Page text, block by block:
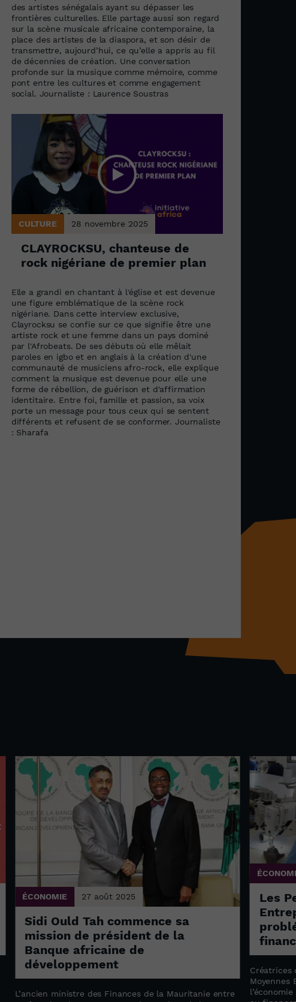
des artistes sénégalais ayant su dépasser les
frontières culturelles. Elle partage aussi son regard
sur la scène musicale africaine contemporaine, la
place des artistes de la diaspora, et son désir de
transmettre, aujourd’hui, ce qu’elle a appris au fil
de décennies de création. Une conversation
profonde sur la musique comme mémoire, comme
pont entre les cultures et comme engagement
social. Journaliste : Laurence Soustras
CULTURE 28 novembre 2025
CLAYROCKSU, chanteuse de
rock nigériane de premier plan
Elle a grandi en chantant à l'église et est devenue
une figure emblématique de la scène rock
nigériane. Dans cette interview exclusive,
Clayrocksu se confie sur ce que signifie être une
artiste rock et une femme dans un pays dominé
par l'Afrobeats. De ses débuts où elle mêlait
paroles en igbo et en anglais à la création d'une
communauté de musiciens afro-rock, elle explique
comment la musique est devenue pour elle une
forme de rébellion, de guérison et d'affirmation
identitaire. Entre foi, famille et passion, sa voix
porte un message pour tous ceux qui se sentent
différents et refusent de se conformer. Journaliste
: Sharafa
ÉCONOMIE 27 août 2025
Sidi Ould Tah commence sa
mission de président de la
Banque africaine de
développement
L’ancien ministre des Finances de la Mauritanie entre
Les
Créatrices
Moyennes